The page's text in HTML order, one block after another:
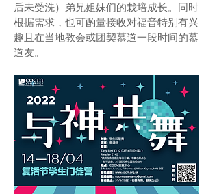
后未受洗）弟兄姐妹们的栽培成长。同时
根据需求，也可酌量接收对福音特别有兴
趣且在当地教会或团契慕道一段时间的慕
道友。